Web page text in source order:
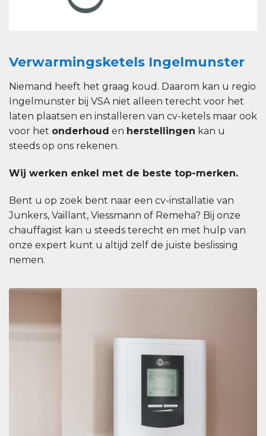
Verwarmingsketels Ingelmunster
Niemand heeft het graag koud. Daarom kan u regio
Ingelmunster bij VSA niet alleen terecht voor het
laten plaatsen en installeren van cv-ketels maar ook
voor het onderhoud en herstellingen kan u
steeds op ons rekenen.
Wij werken enkel met de beste top-merken.
Bent u op zoek bent naar een cv-installatie van
Junkers, Vaillant, Viessmann of Remeha? Bij onze
chauffagist kan u steeds terecht en met hulp van
onze expert kunt u altijd zelf de juiste beslissing
nemen.